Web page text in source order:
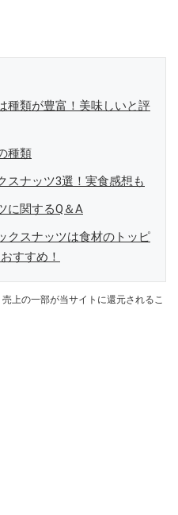
種類が豊富！美味しいと評
種類
スナッツ3選！実食感想も
に関するQ＆A
クスナッツは食材のトッピ
すすめ！
上の一部が当サイトに還元されるこ